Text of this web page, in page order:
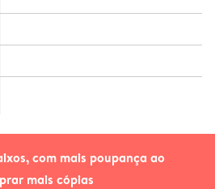
com mais poupança ao
mais cópias